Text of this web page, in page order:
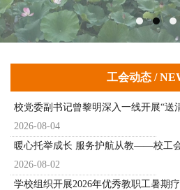
工会动态 /
校党委副书记曾黎明深入一线开展“送
2026-08-04
暖心托举成长 服务护航从教——校工
2026-08-02
学校组织开展2026年优秀教职工暑期